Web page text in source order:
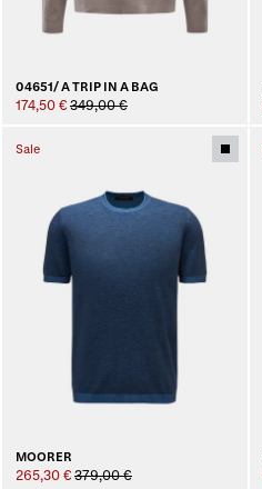
04651/ A TRIP IN A BAG
174,50 € 349,00 €
Sale
MOORER
265,30 € 379,00 €